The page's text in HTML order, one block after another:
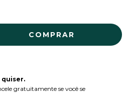
quiser.
gratuitamente se você se